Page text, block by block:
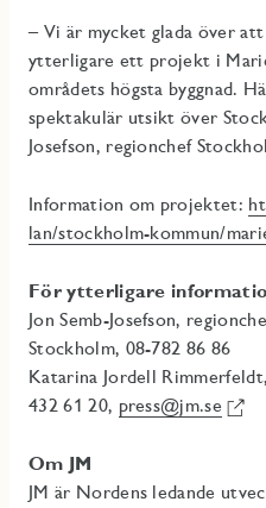
– Vi är mycket glada över
ytterligare ett projekt i
områdets högsta byggnad.
spektakulär utsikt över
Josefson, regionchef
Information om projektet:
lan/stockholm-kommun/
För ytterligare
Jon Semb-Josefson,
Stockholm, 08-782 86 86
Katarina Jordell
432 61 20, press@jm.se
Om JM
JM är Nordens ledande